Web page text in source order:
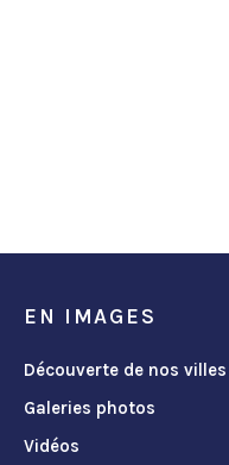
EN IMAGES
Découverte de nos
Galeries photos
Vidéos